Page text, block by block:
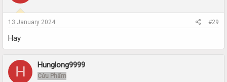
13 January 2024 #29
Hay
H Hunglong9999
Cửu Phẩm